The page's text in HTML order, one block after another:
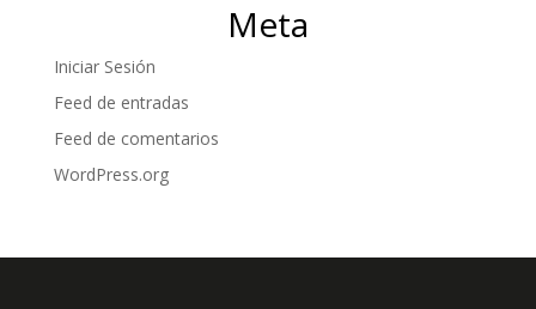
Meta
Iniciar Sesión
Feed de entradas
Feed de comentarios
WordPress.org